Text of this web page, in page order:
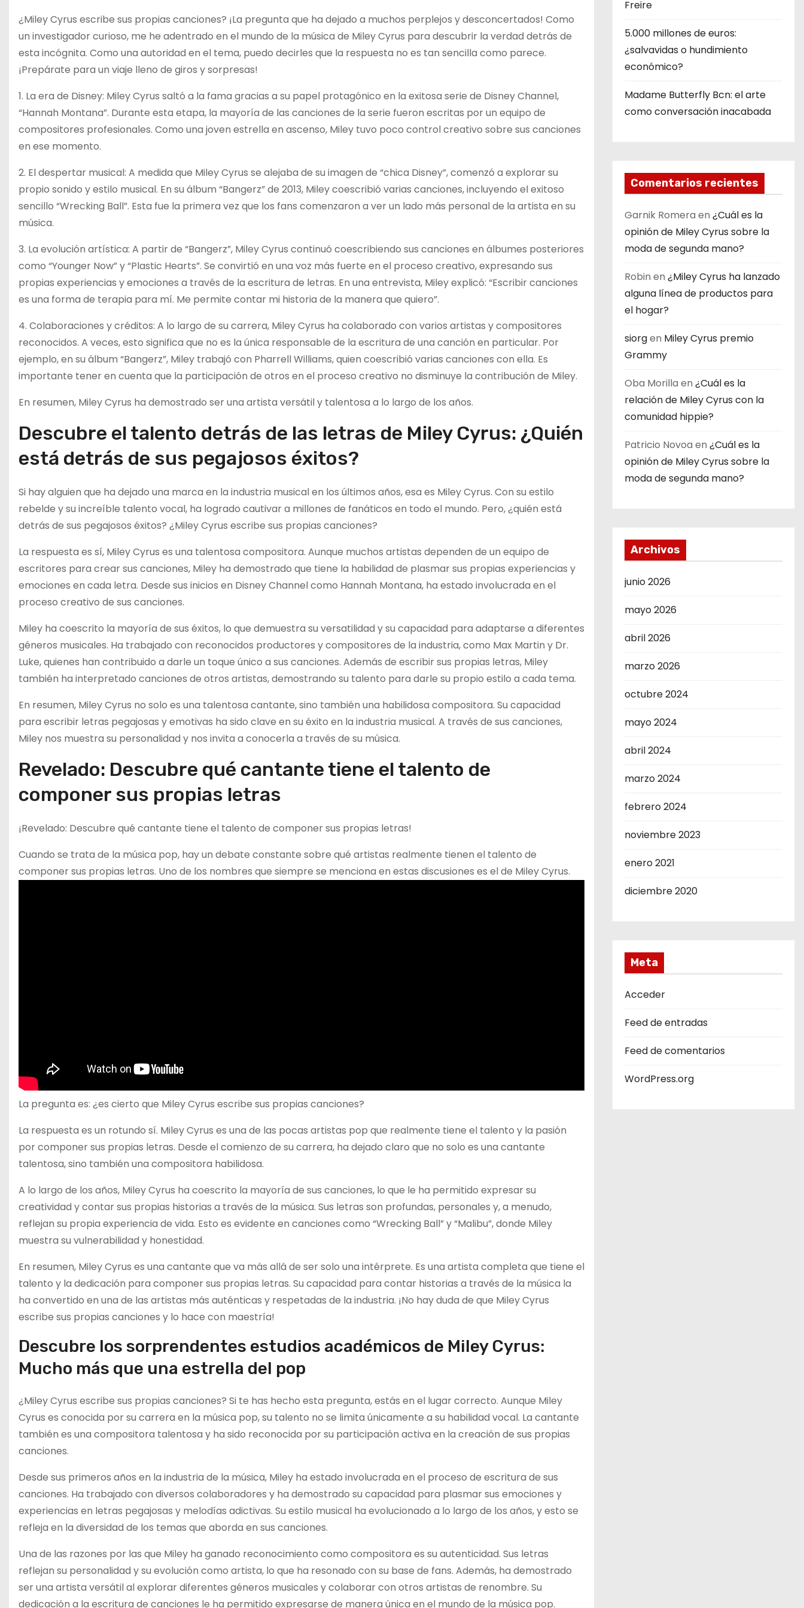
¿Miley Cyrus escribe sus propias canciones? ¡La pregunta que ha dejado a muchos perplejos y desconcertados! Como
un investigador curioso, me he adentrado en el mundo de la música de Miley Cyrus para descubrir la verdad detrás de
esta incógnita. Como una autoridad en el tema, puedo decirles que la respuesta no es tan sencilla como parece.
¡Prepárate para un viaje lleno de giros y sorpresas!
1. La era de Disney: Miley Cyrus saltó a la fama gracias a su papel protagónico en la exitosa serie de Disney Channel,
“Hannah Montana”. Durante esta etapa, la mayoría de las canciones de la serie fueron escritas por un equipo de
compositores profesionales. Como una joven estrella en ascenso, Miley tuvo poco control creativo sobre sus canciones
en ese momento.
2. El despertar musical: A medida que Miley Cyrus se alejaba de su imagen de “chica Disney”, comenzó a explorar su
propio sonido y estilo musical. En su álbum “Bangerz” de 2013, Miley coescribió varias canciones, incluyendo el exitoso
sencillo “Wrecking Ball”. Esta fue la primera vez que los fans comenzaron a ver un lado más personal de la artista en su
música.
3. La evolución artística: A partir de “Bangerz”, Miley Cyrus continuó coescribiendo sus canciones en álbumes posteriores
como “Younger Now” y “Plastic Hearts”. Se convirtió en una voz más fuerte en el proceso creativo, expresando sus
propias experiencias y emociones a través de la escritura de letras. En una entrevista, Miley explicó: “Escribir canciones
es una forma de terapia para mí. Me permite contar mi historia de la manera que quiero”.
4. Colaboraciones y créditos: A lo largo de su carrera, Miley Cyrus ha colaborado con varios artistas y compositores
reconocidos. A veces, esto significa que no es la única responsable de la escritura de una canción en particular. Por
ejemplo, en su álbum “Bangerz”, Miley trabajó con Pharrell Williams, quien coescribió varias canciones con ella. Es
importante tener en cuenta que la participación de otros en el proceso creativo no disminuye la contribución de Miley.
En resumen, Miley Cyrus ha demostrado ser una artista versátil y talentosa a lo largo de los años.
Descubre el talento detrás de las letras de Miley Cyrus: ¿Quién
está detrás de sus pegajosos éxitos?
Si hay alguien que ha dejado una marca en la industria musical en los últimos años, esa es Miley Cyrus. Con su estilo
rebelde y su increíble talento vocal, ha logrado cautivar a millones de fanáticos en todo el mundo. Pero, ¿quién está
detrás de sus pegajosos éxitos? ¿Miley Cyrus escribe sus propias canciones?
La respuesta es sí, Miley Cyrus es una talentosa compositora. Aunque muchos artistas dependen de un equipo de
escritores para crear sus canciones, Miley ha demostrado que tiene la habilidad de plasmar sus propias experiencias y
emociones en cada letra. Desde sus inicios en Disney Channel como Hannah Montana, ha estado involucrada en el
proceso creativo de sus canciones.
Miley ha coescrito la mayoría de sus éxitos, lo que demuestra su versatilidad y su capacidad para adaptarse a diferentes
géneros musicales. Ha trabajado con reconocidos productores y compositores de la industria, como Max Martin y Dr.
Luke, quienes han contribuido a darle un toque único a sus canciones. Además de escribir sus propias letras, Miley
también ha interpretado canciones de otros artistas, demostrando su talento para darle su propio estilo a cada tema.
En resumen, Miley Cyrus no solo es una talentosa cantante, sino también una habilidosa compositora. Su capacidad
para escribir letras pegajosas y emotivas ha sido clave en su éxito en la industria musical. A través de sus canciones,
Miley nos muestra su personalidad y nos invita a conocerla a través de su música.
Revelado: Descubre qué cantante tiene el talento de
componer sus propias letras
¡Revelado: Descubre qué cantante tiene el talento de componer sus propias letras!
Cuando se trata de la música pop, hay un debate constante sobre qué artistas realmente tienen el talento de
componer sus propias letras. Uno de los nombres que siempre se menciona en estas discusiones es el de Miley Cyrus.
La pregunta es: ¿es cierto que Miley Cyrus escribe sus propias canciones?
La respuesta es un rotundo sí. Miley Cyrus es una de las pocas artistas pop que realmente tiene el talento y la pasión
por componer sus propias letras. Desde el comienzo de su carrera, ha dejado claro que no solo es una cantante
talentosa, sino también una compositora habilidosa.
A lo largo de los años, Miley Cyrus ha coescrito la mayoría de sus canciones, lo que le ha permitido expresar su
creatividad y contar sus propias historias a través de la música. Sus letras son profundas, personales y, a menudo,
reflejan su propia experiencia de vida. Esto es evidente en canciones como “Wrecking Ball” y “Malibu”, donde Miley
muestra su vulnerabilidad y honestidad.
En resumen, Miley Cyrus es una cantante que va más allá de ser solo una intérprete. Es una artista completa que tiene el
talento y la dedicación para componer sus propias letras. Su capacidad para contar historias a través de la música la
ha convertido en una de las artistas más auténticas y respetadas de la industria. ¡No hay duda de que Miley Cyrus
escribe sus propias canciones y lo hace con maestría!
Descubre los sorprendentes estudios académicos de Miley Cyrus:
Mucho más que una estrella del pop
¿Miley Cyrus escribe sus propias canciones? Si te has hecho esta pregunta, estás en el lugar correcto. Aunque Miley
Cyrus es conocida por su carrera en la música pop, su talento no se limita únicamente a su habilidad vocal. La cantante
también es una compositora talentosa y ha sido reconocida por su participación activa en la creación de sus propias
canciones.
Desde sus primeros años en la industria de la música, Miley ha estado involucrada en el proceso de escritura de sus
canciones. Ha trabajado con diversos colaboradores y ha demostrado su capacidad para plasmar sus emociones y
experiencias en letras pegajosas y melodías adictivas. Su estilo musical ha evolucionado a lo largo de los años, y esto se
refleja en la diversidad de los temas que aborda en sus canciones.
Una de las razones por las que Miley ha ganado reconocimiento como compositora es su autenticidad. Sus letras
reflejan su personalidad y su evolución como artista, lo que ha resonado con su base de fans. Además, ha demostrado
ser una artista versátil al explorar diferentes géneros musicales y colaborar con otros artistas de renombre. Su
dedicación a la escritura de canciones le ha permitido expresarse de manera única en el mundo de la música pop.
Freire
5.000 millones de euros:
¿salvavidas o hundimiento
económico?
Madame Butterfly Bcn: el arte
como conversación inacabada
Comentarios recientes
Garnik Romera en ¿Cuál es la
opinión de Miley Cyrus sobre la
moda de segunda mano?
Robin en ¿Miley Cyrus ha lanzado
alguna línea de productos para
el hogar?
siorgen Miley Cyrus premio
Grammy
Oba Morilla en ¿Cuál es la
relación de Miley Cyrus con la
comunidad hippie?
Patricio Novoa en ¿Cuál es la
opinión de Miley Cyrus sobre la
moda de segunda mano?
Archivos
junio 2026
mayo 2026
abril 2026
marzo 2026
octubre 2024
mayo 2024
abril 2024
marzo 2024
febrero 2024
noviembre 2023
enero 2021
diciembre 2020
Meta
Acceder
Feed de entradas
Feed de comentarios
WordPress.org